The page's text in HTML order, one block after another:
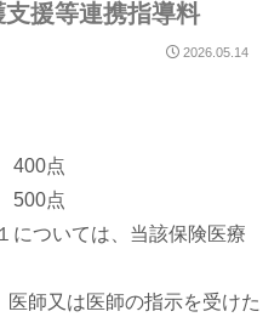
援等連携指導料
2026.05.14
400点
500点
については、当該保険医療
師又は医師の指示を受けた